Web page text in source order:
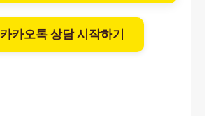
카카오톡 상담 시작하기